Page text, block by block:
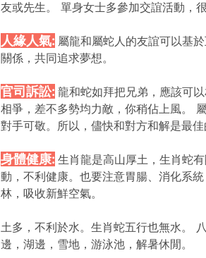
友或先生。 單身女士多參加交誼活動，
人緣人氣: 屬龍和屬蛇人的友誼可以基
關係，共同追求夢想。
官司訴訟: 龍和蛇如拜把兄弟，應該可
相爭，差不多勢均力敵，你稍佔上風。
對手可敬。所以，儘快和對方和解是最
身體健康: 生肖龍是高山厚土，生肖蛇
動，不利健康。也要注意胃腸、消化系
林，吸收新鮮空氣。
土多，不利於水。生肖蛇五行也無水。
邊，湖邊，雪地，游泳池，解暑休閒。